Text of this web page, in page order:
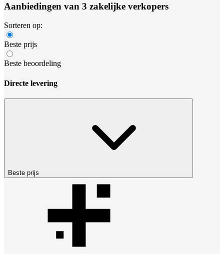
Aanbiedingen van 3 zakelijke verkopers
Sorteren op:
Beste prijs
Beste beoordeling
Directe levering
Beste prijs